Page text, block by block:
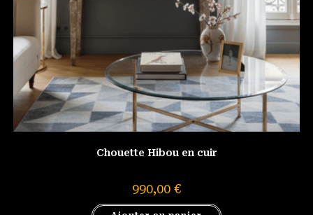
Chouette Hibou en cuir
990,00 €